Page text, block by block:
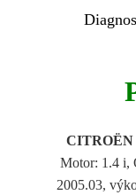
CITROËN
Motor: 1.4 i,
2005.03,